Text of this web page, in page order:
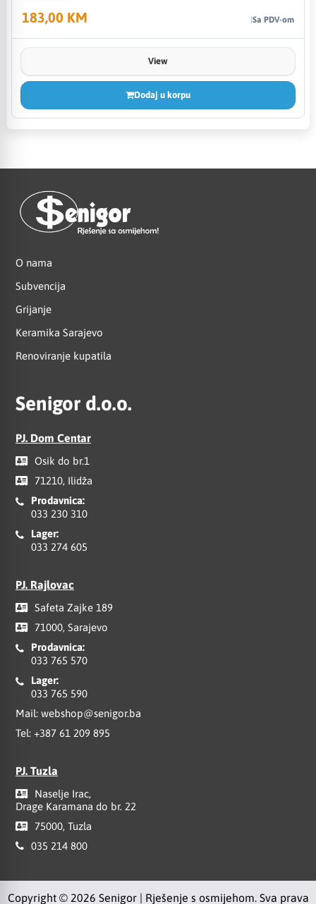
183,00 KM Sa PDV-om
View
Dodaj u korpu
O nama
Subvencija
Grijanje
Keramika Sarajevo
Renoviranje kupatila
Senigor d.o.o.
PJ. Dom Centar
Osik do br.1
71210, Ilidža
Prodavnica:
033 230 310
Lager:
033 274 605
PJ. Rajlovac
Safeta Zajke 189
71000, Sarajevo
Prodavnica:
033 765 570
Lager:
033 765 590
Mail: webshop@senigor.ba
Tel: +387 61 209 895
PJ. Tuzla
Naselje Irac,
Drage Karamana do br. 22
75000, Tuzla
035 214 800
Copyright © 2026 Senigor | Rješenje s osmijehom. Sva prava